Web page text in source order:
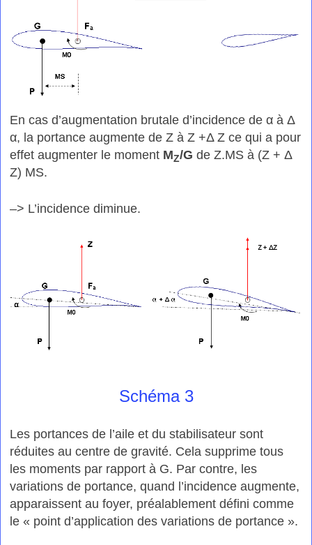
En cas d’augmentation brutale d’incidence de α à Δ
α, la portance augmente de Z à Z +Δ Z ce qui a pour
effet augmenter le moment MZ/G de Z.MS à (Z + Δ
Z) MS.
–> L’incidence diminue.
Schéma 3
Les portances de l’aile et du stabilisateur sont
réduites au centre de gravité. Cela supprime tous
les moments par rapport à G. Par contre, les
variations de portance, quand l’incidence augmente,
apparaissent au foyer, préalablement défini comme
le « point d’application des variations de portance ».